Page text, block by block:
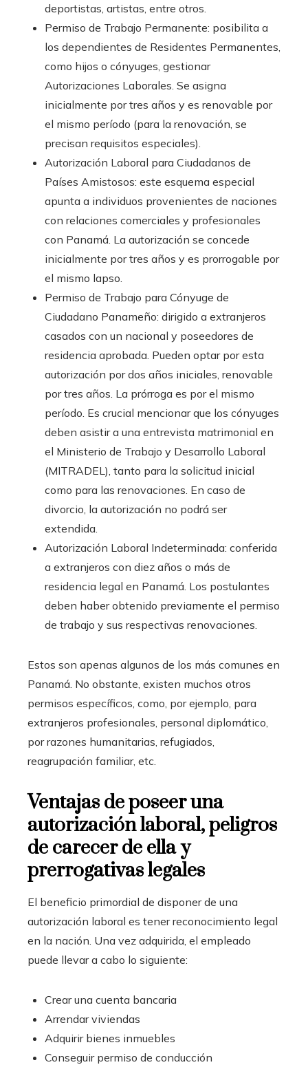
deportistas, artistas, entre otros.
Permiso de Trabajo Permanente: posibilita a
los dependientes de Residentes Permanentes,
como hijos o cónyuges, gestionar
Autorizaciones Laborales. Se asigna
inicialmente por tres años y es renovable por
el mismo período (para la renovación, se
precisan requisitos especiales).
Autorización Laboral para Ciudadanos de
Países Amistosos: este esquema especial
apunta a individuos provenientes de naciones
con relaciones comerciales y profesionales
con Panamá. La autorización se concede
inicialmente por tres años y es prorrogable por
el mismo lapso.
Permiso de Trabajo para Cónyuge de
Ciudadano Panameño: dirigido a extranjeros
casados con un nacional y poseedores de
residencia aprobada. Pueden optar por esta
autorización por dos años iniciales, renovable
por tres años. La prórroga es por el mismo
período. Es crucial mencionar que los cónyuges
deben asistir a una entrevista matrimonial en
el Ministerio de Trabajo y Desarrollo Laboral
(MITRADEL), tanto para la solicitud inicial
como para las renovaciones. En caso de
divorcio, la autorización no podrá ser
extendida.
Autorización Laboral Indeterminada: conferida
a extranjeros con diez años o más de
residencia legal en Panamá. Los postulantes
deben haber obtenido previamente el permiso
de trabajo y sus respectivas renovaciones.
Estos son apenas algunos de los más comunes en
Panamá. No obstante, existen muchos otros
permisos específicos, como, por ejemplo, para
extranjeros profesionales, personal diplomático,
por razones humanitarias, refugiados,
reagrupación familiar, etc.
Ventajas de poseer una
autorización laboral, peligros
de carecer de ella y
prerrogativas legales
El beneficio primordial de disponer de una
autorización laboral es tener reconocimiento legal
en la nación. Una vez adquirida, el empleado
puede llevar a cabo lo siguiente:
Crear una cuenta bancaria
Arrendar viviendas
Adquirir bienes inmuebles
Conseguir permiso de conducción